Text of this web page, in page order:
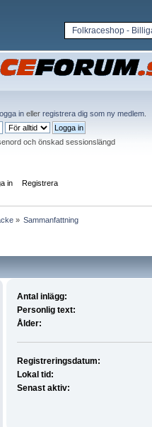
Folkraceshop -
in eller registrera dig som ny medlem
och önskad sessionslängd
in Registrera
» Sammanfattning
Antal inlägg:
Personlig text:
Ålder:
Registreringsdatum:
Lokal tid:
Senast aktiv: